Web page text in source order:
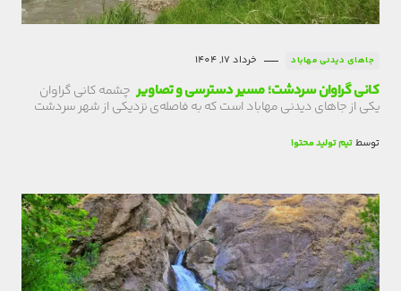
جاهای دیدنی مهاباد خرداد 17, 1404
کانی گراوان سردشت؛ مسیر دسترسی و تصاویر چشمه کانی گراوان
یکی از جاهای دیدنی مهاباد است که به فاصله‌ی نزدیکی از شهر سردشت
توسطتیم تولید محتوا